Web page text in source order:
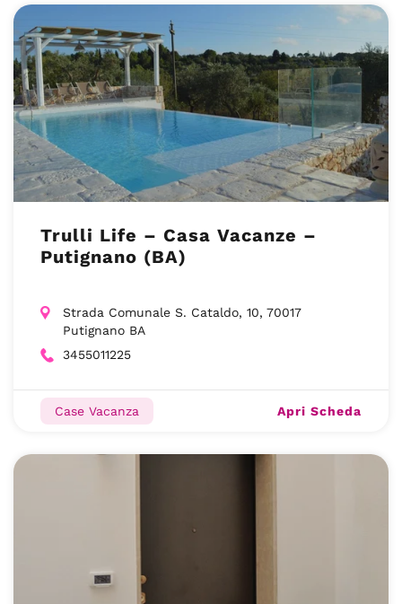
Trulli Life – Casa Vacanze –
Putignano (BA)
Strada Comunale S. Cataldo, 10, 70017
Putignano BA
3455011225
Case Vacanza Apri Scheda